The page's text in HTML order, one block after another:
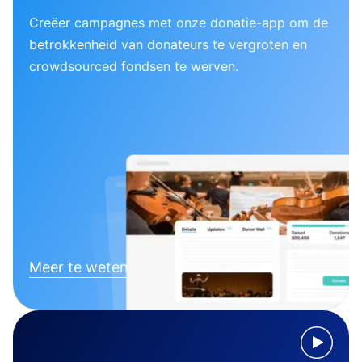
Creëer campagnes met onze donatie-app om de
betrokkenheid van donateurs te vergroten en
crowdsourced fondsen te werven.
Meer te weten komen